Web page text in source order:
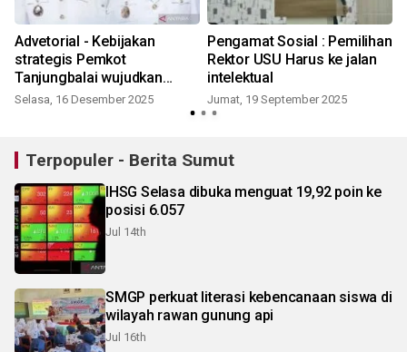
Advetorial - Kebijakan
strategis Pemkot
Tanjungbalai wujudkan
"EMAS" ditengah efisiensi
Selasa, 16 Desember 2025
Pengamat Sosial : Pemilihan
Rektor USU Harus ke jalan
intelektual
Jumat, 19 September 2025
Terpopuler - Berita Sumut
IHSG Selasa dibuka menguat 19,92 poin ke
posisi 6.057
Jul 14th
SMGP perkuat literasi kebencanaan siswa di
wilayah rawan gunung api
Jul 16th